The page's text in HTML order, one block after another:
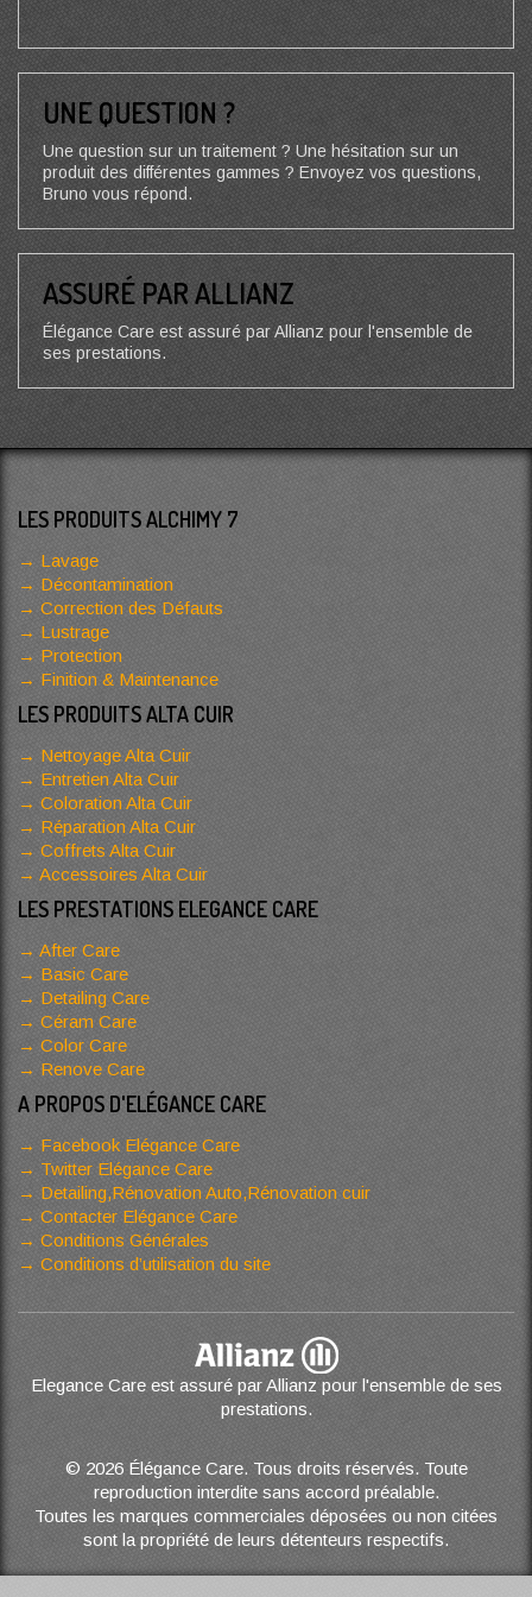
UNE QUESTION ?
Une question sur un traitement ? Une hésitation sur un
produit des différentes gammes ? Envoyez vos questions,
Bruno vous répond.
ASSURÉ PAR ALLIANZ
Élégance Care est assuré par Allianz pour l'ensemble de
ses prestations.
LES PRODUITS ALCHIMY 7
Lavage
Décontamination
Correction des Défauts
Lustrage
Protection
Finition & Maintenance
LES PRODUITS ALTA CUIR
Nettoyage Alta Cuir
Entretien Alta Cuir
Coloration Alta Cuir
Réparation Alta Cuir
Coffrets Alta Cuir
Accessoires Alta Cuir
LES PRESTATIONS ELEGANCE CARE
After Care
Basic Care
Detailing Care
Céram Care
Color Care
Renove Care
A PROPOS D'ELÉGANCE CARE
Facebook Elégance Care
Twitter Elégance Care
Detailing,Rénovation Auto,Rénovation cuir
Contacter Elégance Care
Conditions Générales
Conditions d’utilisation du site
Elegance Care est assuré par Allianz pour l'ensemble de ses
prestations.
© 2026 Élégance Care. Tous droits réservés. Toute
reproduction interdite sans accord préalable.
Toutes les marques commerciales déposées ou non citées
sont la propriété de leurs détenteurs respectifs.